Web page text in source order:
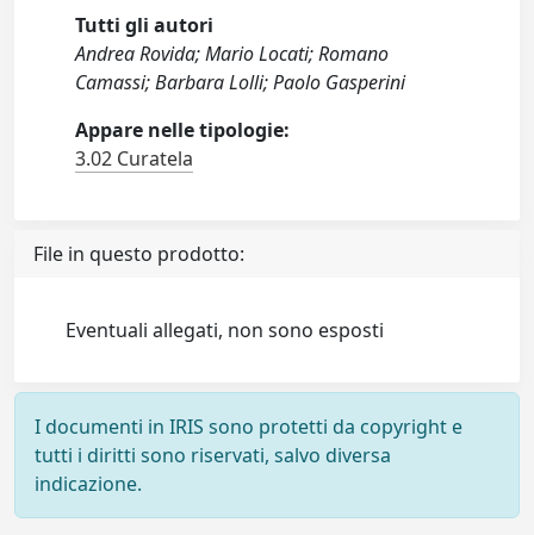
Tutti gli autori
Andrea Rovida; Mario Locati; Romano
Camassi; Barbara Lolli; Paolo Gasperini
Appare nelle tipologie:
3.02 Curatela
File in questo prodotto:
Eventuali allegati, non sono esposti
I documenti in IRIS sono protetti da copyright e
tutti i diritti sono riservati, salvo diversa
indicazione.